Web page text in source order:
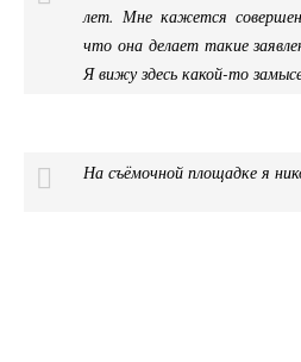
лет. Мне кажется
что она делает такие
Я вижу здесь какой-то
На съёмочной площадке я